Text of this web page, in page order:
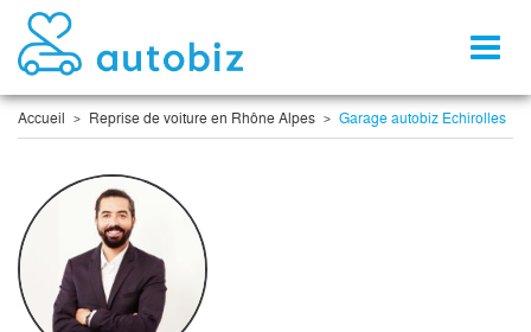
Accueil Reprise de voiture en Rhône Alpes Garage autobiz Echirolles